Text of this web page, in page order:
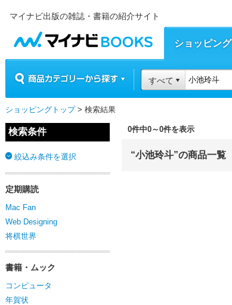
マイナビ出版の雑誌・書籍の紹介サイト
マイナビBOOKS
ショッピング
すべて
ショッピングトップ> 検索結果
0件中0～0件を表示
“小池玲斗”の商品一覧
検索条件
絞込み条件を選択
定期購読
Mac Fan
Web Designing
将棋世界
書籍・ムック
コンピュータ
年賀状